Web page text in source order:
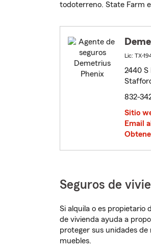
todoterreno. State Farm
Lic: TX-
2440 S
832-
Sitio
Email
Seguros de
Si alquila o es propietario
de vivienda ayuda a
proteger sus unidades
muebles.